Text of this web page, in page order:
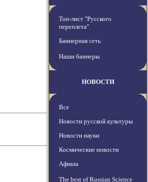
Топ-лист "Русского
переплета"
Баннерная сеть
Наши баннеры
НОВОСТИ
Все
Новости русской культуры
Новости науки
Космические новости
Афиша
The best of Russian Science